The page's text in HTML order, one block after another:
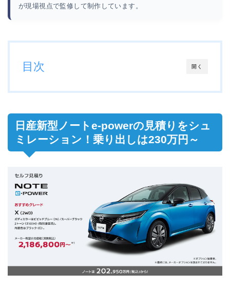
が現場視点で監修して制作しています。
開く
目次
日産新型ノートe-powerの見積りをシュ
ミレーション！乗り出しは230万円～